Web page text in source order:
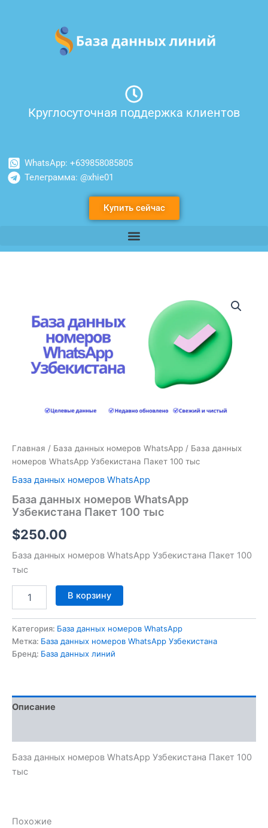
содержимому
Круглосуточная поддержка клиентов
WhatsApp: +639858085805
Телеграмма: @xhie01
Купить сейчас
Главная / База данных номеров WhatsApp / База данных
номеров WhatsApp Узбекистана Пакет 100 тыс
База данных номеров WhatsApp
База данных номеров WhatsApp
Узбекистана Пакет 100 тыс
$250.00
База данных номеров WhatsApp Узбекистана Пакет 100
тыс
данных
WhatsApp
Узбекистана
Пакет
В корзину
Категория: База данных номеров WhatsApp
Метка: База данных номеров WhatsApp Узбекистана
Бренд: База данных линий
Описание
База данных номеров WhatsApp Узбекистана Пакет 100
тыс
Похожие